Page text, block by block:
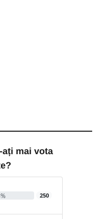
ați mai vota
250